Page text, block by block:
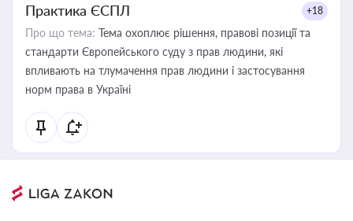
Практика ЄСПЛ +18
Про що тема: Тема охоплює рішення, правові позиції та
стандарти Європейського суду з прав людини, які
впливають на тлумачення прав людини і застосування
норм права в Україні